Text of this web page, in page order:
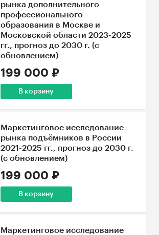
рынка дополнительного
профессионального
образования в Москве и
Московской области 2023-2025
гг., прогноз до 2030 г. (с
обновлением)
199 000 ₽
В корзину
Маркетинговое исследование
рынка подъёмников в России
2021-2025 гг., прогноз до 2030 г.
(с обновлением)
199 000 ₽
В корзину
Маркетинговое исследование